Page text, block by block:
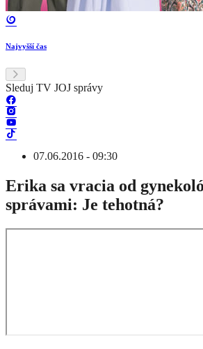
Najvyšší čas
Sleduj TV JOJ správy
07.06.2016 - 09:30
Erika sa vracia od
správami: Je tehotná?